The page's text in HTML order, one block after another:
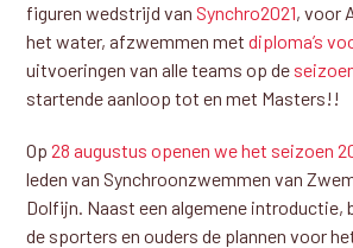
figuren wedstrijd van Synchro2021, voor
het water, afzwemmen metdiploma’s
uitvoeringen van alle teams op de
startende aanloop tot en met Masters!!
Op28 augustus openen we het seizoen
leden van Synchroonzwemmen van
Dolfijn. Naast een algemene introductie,
de sporters en ouders de plannen voor